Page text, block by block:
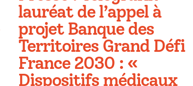
lauréat de l’appel à
projet Banque des
Territoires Grand Défi
France 2030 : «
Dispositifs médicaux